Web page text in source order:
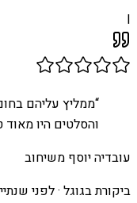
I
“ממליץ עליהם
והסלטים היו
עובדיה יוסף משיחוב
ביקורת בגוגל ·לפני